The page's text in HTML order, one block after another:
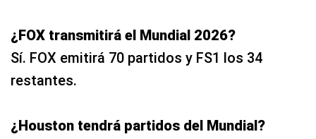
¿FOX transmitirá el Mundial 2026?
Sí. FOX emitirá 70 partidos y FS1 los 34
restantes.
¿Houston tendrá partidos del Mundial?